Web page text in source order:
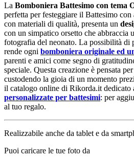
La Bomboniera Battesimo con tema
perfetta per festeggiare il Battesimo
con materiali di qualità, presenta un
con un simpatico orsetto che abbraccia
fotografia del neonato. La possibilità di
rende ogni bomboniera originale ed
parenti e amici come segno di
speciale. Questa creazione è pensata
custodendo la gioia di un momento
il catalogo online di Rikorda.it dedicato
personalizzate per battesimi: per
al tuo regalo.
Realizzabile anche da tablet e da
Puoi caricare le tue foto da